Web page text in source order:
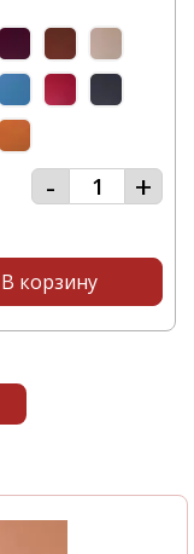
- +
В корзину